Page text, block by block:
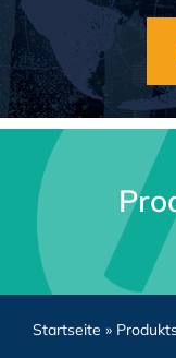
Kontakt
Startseite »